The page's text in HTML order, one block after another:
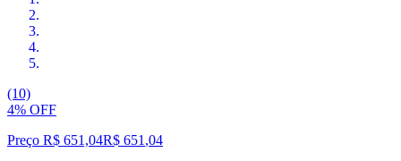
(10)
4% OFF
Preço R$ 651,04R$ 651 ,04